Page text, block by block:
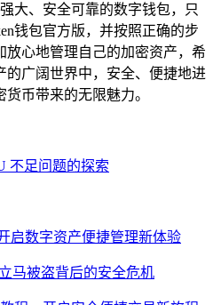
大、安全可靠的数字钱包，只
钱包官方版，并按照正确的步
心地管理自己的加密资产，希
的广阔世界中，安全、便捷地进
币带来的无限魅力。
不足问题的探索
启数字资产便捷管理新体验
马被盗背后的安全危机